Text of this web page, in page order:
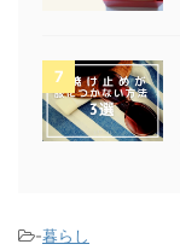
7
-暮らし